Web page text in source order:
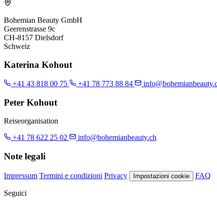
Bohemian Beauty GmbH
Geerenstrasse 9c
CH-8157 Dielsdorf
Schweiz
Katerina Kohout
+41 43 818 00 75 +41 78 773 88 84
Peter Kohout
Reiseorganisation
+41 78 622 25 02
info@bohemianbeauty.ch
Note legali
Impressum Termini e condizioni Privacy Impostazioni cookie FAQ
Seguici